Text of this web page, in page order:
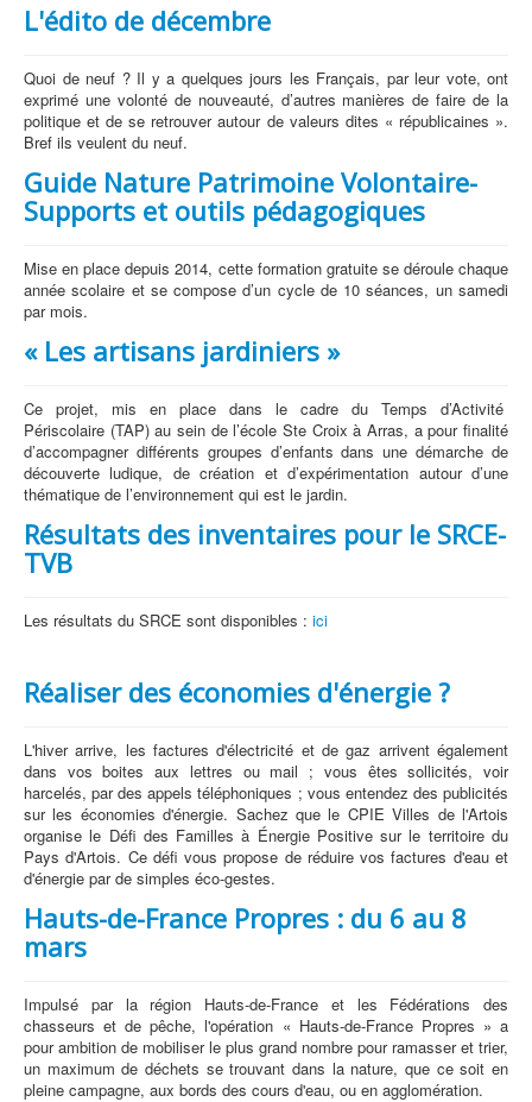
L'édito de décembre
Quoi de neuf ? Il y a quelques jours les Français, par leur vote, ont
exprimé une volonté de nouveauté, d’autres manières de faire de la
politique et de se retrouver autour de valeurs dites « républicaines ».
Bref ils veulent du neuf.
Guide Nature Patrimoine Volontaire-
Supports et outils pédagogiques
Mise en place depuis 2014, cette formation gratuite se déroule chaque
année scolaire et se compose d’un cycle de 10 séances, un samedi
par mois.
« Les artisans jardiniers »
Ce projet, mis en place dans le cadre du Temps d’Activité
Périscolaire (TAP) au sein de l’école Ste Croix à Arras, a pour finalité
d’accompagner différents groupes d’enfants dans une démarche de
découverte ludique, de création et d’expérimentation autour d’une
thématique de l’environnement qui est le jardin.
Résultats des inventaires pour le SRCE-
TVB
Les résultats du SRCE sont disponibles : ici
Réaliser des économies d'énergie ?
L'hiver arrive, les factures d'électricité et de gaz arrivent également
dans vos boites aux lettres ou mail ; vous êtes sollicités, voir
harcelés, par des appels téléphoniques ; vous entendez des publicités
sur les économies d'énergie. Sachez que le CPIE Villes de l'Artois
organise le Défi des Familles à Énergie Positive sur le territoire du
Pays d'Artois. Ce défi vous propose de réduire vos factures d'eau et
d'énergie par de simples éco-gestes.
Hauts-de-France Propres : du 6 au 8
mars
Impulsé par la région Hauts-de-France et les Fédérations des
chasseurs et de pêche, l'opération « Hauts-de-France Propres » a
pour ambition de mobiliser le plus grand nombre pour ramasser et trier,
un maximum de déchets se trouvant dans la nature, que ce soit en
pleine campagne, aux bords des cours d'eau, ou en agglomération.